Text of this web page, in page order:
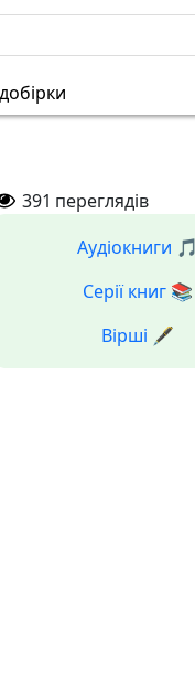
391 переглядів
Аудіокниги 🎵
Серії книг 📚
Вірші 🖋️